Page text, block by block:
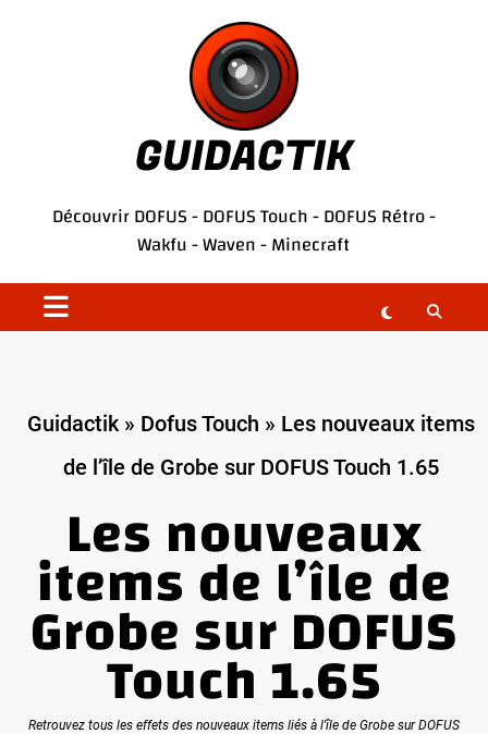
GUIDACTIK
DécouvrirDOFUS-DOFUS Touch-DOFUS Rétro-
Wakfu-Waven-Minecraft
Guidactik» Dofus Touch » Les nouveaux items
de l’île de Grobe sur DOFUS Touch 1.65
Les nouveaux
items de l’île de
Grobe sur DOFUS
Touch 1.65
Retrouvez tous les effets des nouveaux items liés à l'île de Grobe sur DOFUS